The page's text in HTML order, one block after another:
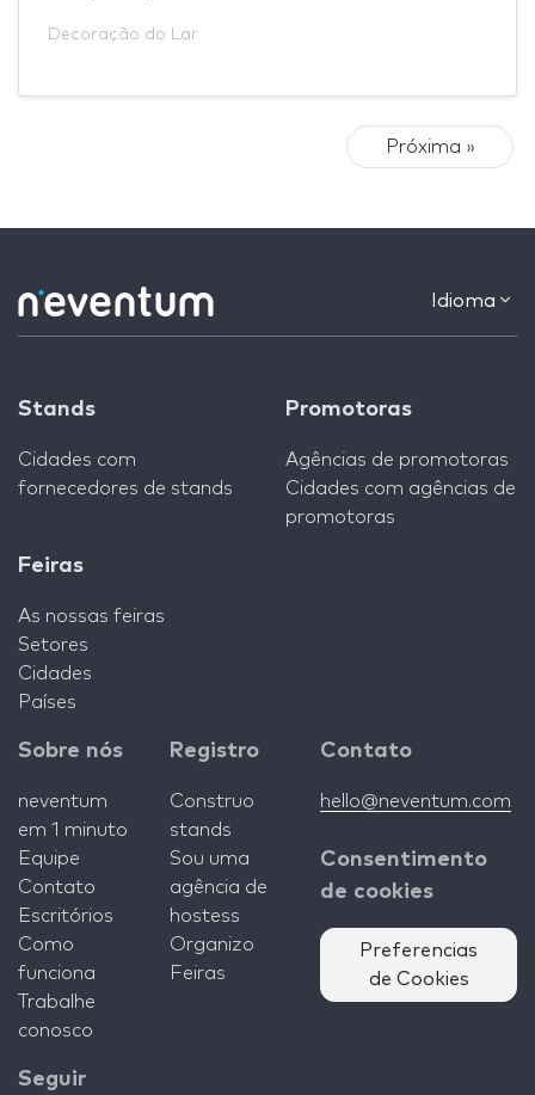
Decoração do Lar
Próxima »
Idioma
Stands
Cidades com
fornecedores de stands
Promotoras
Agências de promotoras
Cidades com agências de
promotoras
Feiras
As nossas feiras
Setores
Cidades
Países
Sobre nós
neventum
em 1 minuto
Equipe
Contato
Escritórios
Como
funciona
Trabalhe
conosco
Registro
Construo
stands
Sou uma
agência de
hostess
Organizo
Feiras
Contato
hello@neventum.com
Consentimento
de cookies
Preferencias
de Cookies
Seguir